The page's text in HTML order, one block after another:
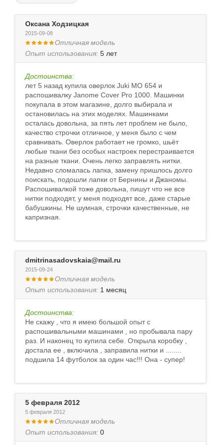
Оксана Ходзицкая
2015-09-08
Отличная модель
Опыт использования: 5 лет
Достоинства:
лет 5 назад купила оверлок Juki MO 654 и
распошивалку Janome Cover Pro 1000. Машинки
покупала в этом магазине, долго выбирала и
остановилась на этих моделях. Машинками
осталась довольна, за пять лет проблем не было,
качество строчки отличное, у меня было с чем
сравнивать. Оверлок работает не громко, шьёт
любые ткани без особых настроек перестраивается
на разные ткани. Очень легко заправлять нитки.
Недавно сломалась лапка, замену пришлось долго
поискать, подошли лапки от Бернины и Джаномы.
Распошивалкой тоже довольна, пишут что не все
нитки подходят, у меня подходят все, даже старые
бабушкины. Не шумная, строчки качественные, не
капризная.
dmitrinasadovskaia@mail.ru
2015-09-24
Отличная модель
Опыт использования: 1 месяц
Достоинства:
Не скажу , что я имею большой опыт с
распошивальными машинами , но пробывала пару
раз. И наконец то купила себе. Открыла коробку ,
достала ее , включила , заправила нитки и ........
подшила 14 футболок за один час!!! Она - супер!
5 февраля 2012
5 февраля 2012
Отличная модель
Опыт использования: 0